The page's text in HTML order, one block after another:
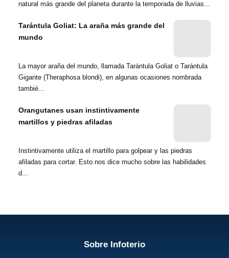
natural más grande del planeta durante la temporada de lluvias...
Tarántula Goliat: La araña más grande del
mundo
La mayor araña del mundo, llamada Tarántula Goliat o Tarántula
Gigante (Theraphosa blondi), en algunas ocasiones nombrada
tambié...
Orangutanes usan instintivamente
martillos y piedras afiladas
Instintivamente utiliza el martillo para golpear y las piedras
afiladas para cortar. Esto nos dice mucho sobre las habilidades
d...
Sobre Infoterio